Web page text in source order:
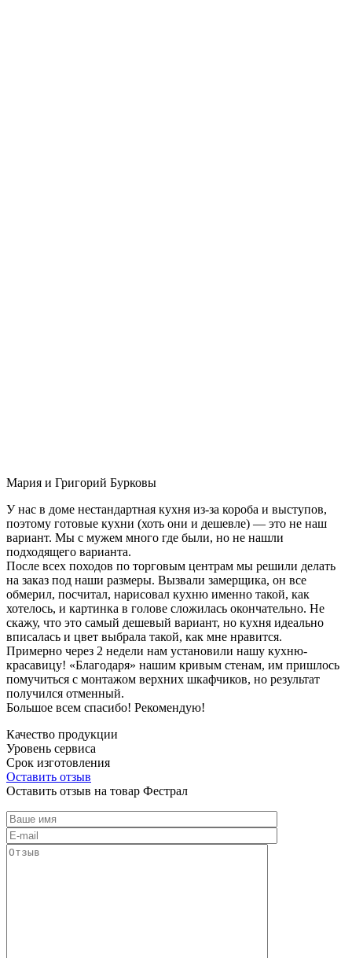
Мария и Григорий Бурковы
У нас в доме нестандартная кухня из-за короба и выступов,
поэтому готовые кухни (хоть они и дешевле) — это не наш
вариант. Мы с мужем много где были, но не нашли
подходящего варианта.
После всех походов по торговым центрам мы решили делать
на заказ под наши размеры. Вызвали замерщика, он все
обмерил, посчитал, нарисовал кухню именно такой, как
хотелось, и картинка в голове сложилась окончательно. Не
скажу, что это самый дешевый вариант, но кухня идеально
вписалась и цвет выбрала такой, как мне нравится.
Примерно через 2 недели нам установили нашу кухню-
красавицу! «Благодаря» нашим кривым стенам, им пришлось
помучиться с монтажом верхних шкафчиков, но результат
получился отменный.
Большое всем спасибо! Рекомендую!
Качество продукции
Уровень сервиса
Срок изготовления
Оставить отзыв
Оставить отзыв на товар Фестрал